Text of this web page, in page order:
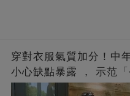
穿對衣服氣質加分！中
小心缺點暴露 ， 示范
下半身